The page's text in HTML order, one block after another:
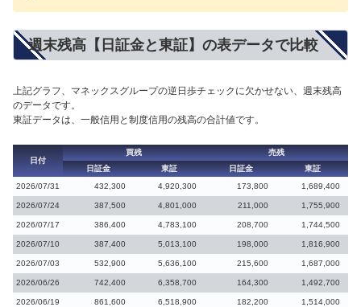
週末残高【日証金と東証】の表データで比較
上記グラフ、マネックスグループの逆日歩チェックに欠かせない、週末残高
のデータです。
東証データは、一般信用と制度信用の残高の合計値です。
日付
買残
売残
日証金
東証 日証金
東証
2026/07/31
432,300 4,920,300 173,800 1,689,400
2026/07/24 387,500 4,801,000 211,000 1,755,900
2026/07/17 386,400 4,783,100 208,700 1,744,500
2026/07/10 387,400 5,013,100 198,000 1,816,900
2026/07/03 532,900 5,636,100 215,600 1,687,000
2026/06/26 742,400 6,358,700 164,300 1,492,700
2026/06/19 861,600 6,518,900 182,200 1,514,000